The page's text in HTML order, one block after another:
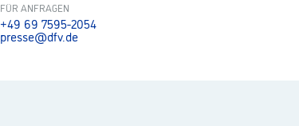
FÜR ANFRAGEN
+49 69 7595-2054
presse@dfv.de